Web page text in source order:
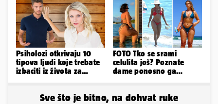
Psiholozi otkrivaju 10
tipova ljudi koje trebate
izbaciti iz života za
FOTO Tko se srami
celulita još? Poznate
dame ponosno ga
Sve što je bitno, na dohvat ruke